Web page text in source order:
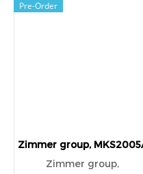
Pre-Order
Zimmer group,
Zimmer group,